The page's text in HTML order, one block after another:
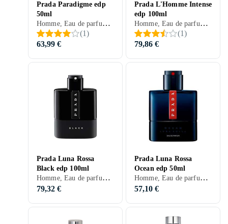
Prada Paradigme edp
50ml
Homme, Eau de parfum, 50 ml, Musc, Bergamote, Benjoin, Bois de gaïac, Géranium
(1)
63,99 €
Prada L'Homme Intense
edp 100ml
Homme, Eau de parfum, 100 ml, Prada L'Homme, Bois de santal, Fèves tonka, Patchouli, Cuir, Ambre gris, Iris
(1)
79,86 €
Prada Luna Rossa
Black edp 100ml
Homme, Eau de parfum, 100 ml, Luna Rossa, Musc, Bergamote, Bois, Patchouli, Ambre gris
79,32 €
Prada Luna Rossa
Ocean edp 50ml
Homme, Eau de parfum, 50 ml, Luna Rossa
57,10 €